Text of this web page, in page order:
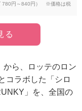
780円～840円） ※価格は税
る
ら、ロッテのロン
コラボした「シロ
」を、全国の